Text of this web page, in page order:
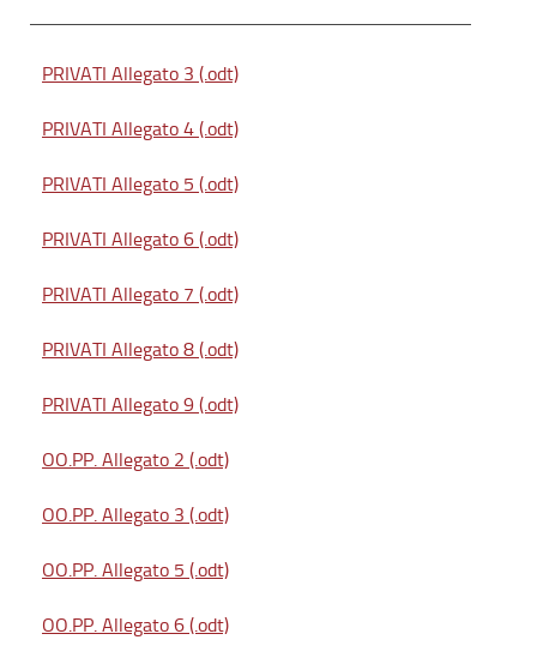
PRIVATI Allegato 3 (.odt)
PRIVATI Allegato 4 (.odt)
PRIVATI Allegato 5 (.odt)
PRIVATI Allegato 6 (.odt)
PRIVATI Allegato 7 (.odt)
PRIVATI Allegato 8 (.odt)
PRIVATI Allegato 9 (.odt)
OO.PP. Allegato 2 (.odt)
OO.PP. Allegato 3 (.odt)
OO.PP. Allegato 5 (.odt)
OO.PP. Allegato 6 (.odt)